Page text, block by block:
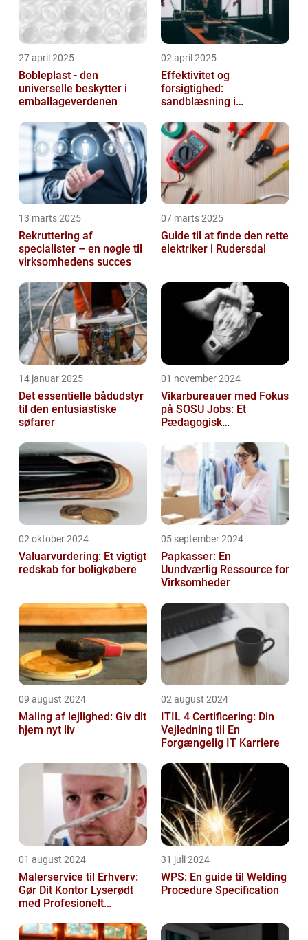
27 april 2025
Bobleplast - den
universelle beskytter i
emballageverdenen
02 april 2025
Effektivitet og
forsigtighed:
sandblæsning i
13 marts 2025
Rekruttering af
specialister – en nøgle til
virksomhedens succes
07 marts 2025
Guide til at finde den rette
elektriker i Rudersdal
14 januar 2025
Det essentielle bådudstyr
til den entusiastiske
søfarer
01 november 2024
Vikarbureauer med Fokus
på SOSU Jobs: Et
Pædagogisk
02 oktober 2024
Valuarvurdering: Et vigtigt
redskab for boligkøbere
05 september 2024
Papkasser: En
Uundværlig Ressource for
Virksomheder
09 august 2024
Maling af lejlighed: Giv dit
hjem nyt liv
02 august 2024
ITIL 4 Certificering: Din
Vejledning til En
Forgængelig IT Karriere
01 august 2024
Malerservice til Erhverv:
Gør Dit Kontor Lyserødt
med Profesionelt
31 juli 2024
WPS: En guide til Welding
Procedure Specification